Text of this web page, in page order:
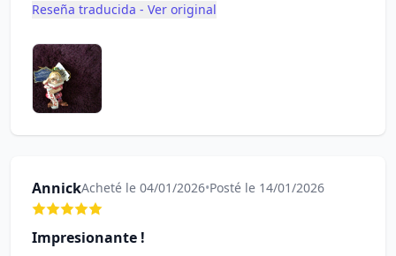
Reseña traducida - Ver original
AnnickAcheté le 04/01/2026•Posté le 14/01/2026
Impresionante !